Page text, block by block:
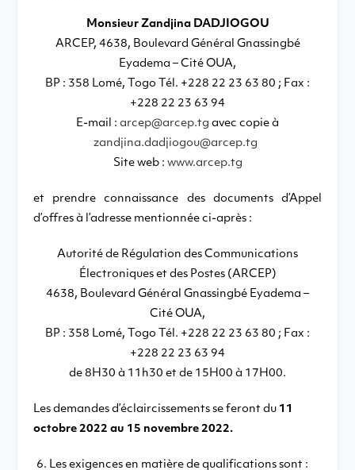
Monsieur Zandjina DADJIOGOU
ARCEP, 4638, Boulevard Général Gnassingbé
Eyadema – Cité OUA,
BP : 358 Lomé, Togo Tél. +228 22 23 63 80 ; Fax :
+228 22 23 63 94
E-mail : arcep@arcep.tg avec copie à
zandjina.dadjiogou@arcep.tg
Site web : www.arcep.tg
et prendre connaissance des documents d’Appel
d’offres à l’adresse mentionnée ci-après :
Autorité de Régulation des Communications
Électroniques et des Postes (ARCEP)
4638, Boulevard Général Gnassingbé Eyadema –
Cité OUA,
BP : 358 Lomé, Togo Tél. +228 22 23 63 80 ; Fax :
+228 22 23 63 94
de 8H30 à 11h30 et de 15H00 à 17H00.
Les demandes d’éclaircissements se feront du 11
octobre 2022 au 15 novembre 2022.
Les exigences en matière de qualifications sont :